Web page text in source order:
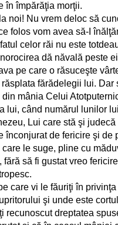
în împărăţia morţii.
noi! Nu vrem deloc să
folos vom avea să-I
celor răi nu este
dă năvală peste
pe care o răsuceşte
fărădelegii lui.
mânia Celui
lui, când numărul lunilor
Lui care stă şi
înconjurat de fericire şi de
le suge, pline cu
să fi gustat vreo
care vi le făuriţi în privinţa
şi unde este
recunoscut dreptatea